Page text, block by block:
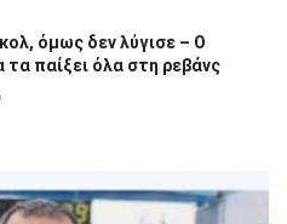
όμως δεν λύγισε – Ο
παίξει όλα στη ρεβάνς